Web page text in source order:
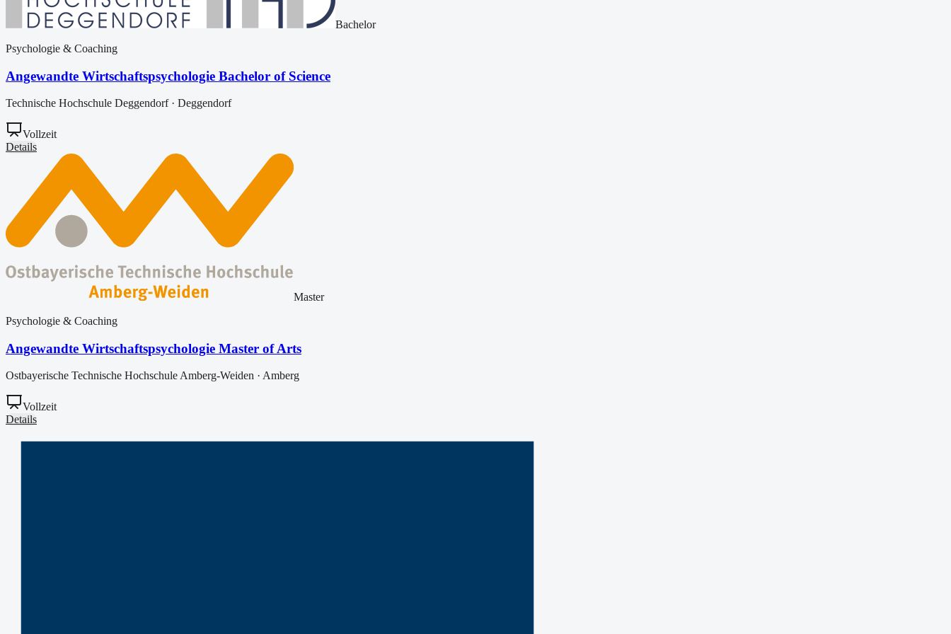
Bachelor
Psychologie & Coaching
Angewandte Wirtschaftspsychologie Bachelor of Science
Technische Hochschule Deggendorf· Deggendorf
Vollzeit
Details
Master
Psychologie & Coaching
Angewandte Wirtschaftspsychologie Master of Arts
Ostbayerische Technische Hochschule Amberg-Weiden · Amberg
Vollzeit
Details